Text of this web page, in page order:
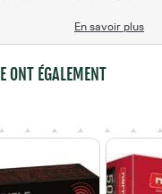
En savoir plus
ONT ÉGALEMENT